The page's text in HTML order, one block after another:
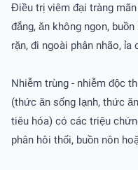
Điều trị viêm đại tràng
đắng, ăn không ngon,
rặn, đi ngoài phân nhão, ỉa
Nhiễm trùng - nhiễm độc
(thức ăn sống lạnh, thức
tiêu hóa) có các triệu
phân hôi thối, buồn nôn